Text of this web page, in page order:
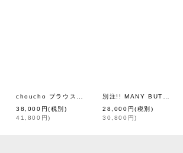
FOR flowers of romance [mina
38,000 円(税別)
41,800 円)
28,000 円(税別)
30,800 円)